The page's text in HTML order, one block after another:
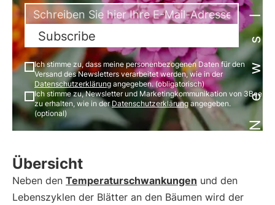
Subscribe
Ich stimme zu, dass meine personenbezogenen Daten für den
Versand des Newsletters verarbeitet werden, wie in der
Datenschutzerklärung angegeben. (obligatorisch)
Ich stimme zu, Newsletter und Marketingkommunikation von 3Bee
zu erhalten, wie in derDatenschutzerklärungangegeben.
(optional)
Übersicht
Neben den Temperaturschwankungen und den
Lebenszyklen der Blätter an den Bäumen wird der